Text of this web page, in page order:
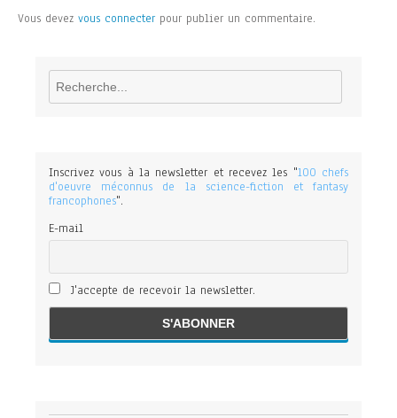
Vous devez vous connecter pour publier un commentaire.
Rechercher
Inscrivez vous à la newsletter et recevez les "100 chefs
d'oeuvre méconnus de la science-fiction et fantasy
francophones".
E-mail
J'accepte de recevoir la newsletter.